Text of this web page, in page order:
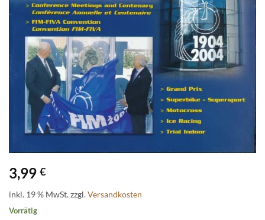
3,99 €
inkl. 19 % MwSt.zzgl.Versandkosten
Vorrätig